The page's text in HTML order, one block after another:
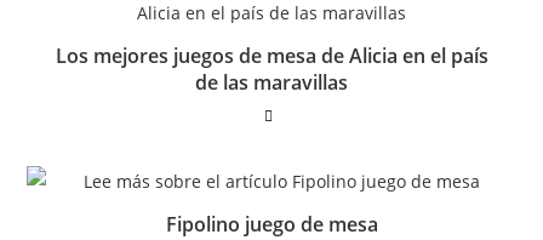
Los mejores juegos de mesa de Alicia en el país
de las maravillas
Fipolino juego de mesa